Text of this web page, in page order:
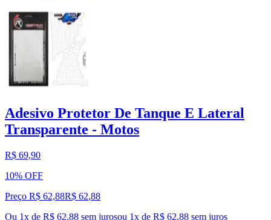
Adesivo Protetor De Tanque E Lateral
Transparente - Motos
R$ 69,90
10% OFF
Preço R$ 62,88R$ 62,88
Ou 1x de R$ 62,88 sem jurosou 1x de R$ 62,88 sem juros